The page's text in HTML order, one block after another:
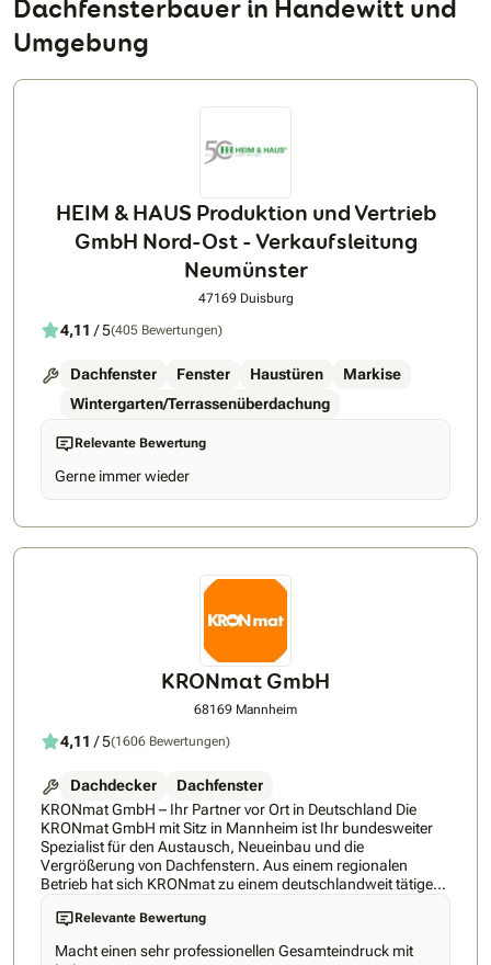
Dachfensterbauer in Handewitt und
Umgebung
HEIM & HAUS Produktion und Vertrieb
GmbH Nord-Ost - Verkaufsleitung
Neumünster
47169 Duisburg
4,11 / 5(405 Bewertungen)
Dachfenster Fenster Haustüren
Markise
Wintergarten/Terrassenüberdachung
Relevante Bewertung
Gerne immer wieder
KRONmat GmbH
68169 Mannheim
4,11 / 5(1606 Bewertungen)
Dachdecker
Dachfenster
KRONmat GmbH – Ihr Partner vor Ort in Deutschland Die
KRONmat GmbH mit Sitz in Mannheim ist Ihr bundesweiter
Spezialist für den Austausch, Neueinbau und die
Vergrößerung von Dachfenstern. Aus einem regionalen
Betrieb hat sich KRONmat zu einem deutschlandweit tätigen
Fachunternehmen mit erfahrenen Montageteams und
regionalen Fachberatern entwickelt, die kostenlose und
unverbindliche Beratung direkt vor Ort bieten. Unsere
Logistikzentren in Mannheim, Ilsede, Ennepetal, Titting-
Relevante Bewertung
Macht einen sehr professionellen Gesamteindruck mit